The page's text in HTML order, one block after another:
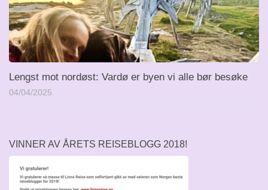
Lengst mot nordøst: Vardø er byen vi alle bør besøke
04/04/2025
VINNER AV ÅRETS REISEBLOGG 2018!